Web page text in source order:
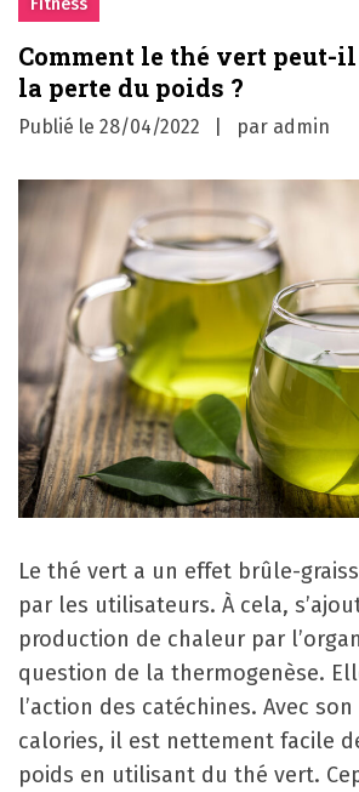
Fitness
Comment le thé vert peut-
la perte du poids ?
Publié le 28/04/2022 par admin
Le thé vert a un effet brûle-
par les utilisateurs. À cela,
production de chaleur par
question de la thermogenèse.
l’action des catéchines. Avec
calories, il est nettement facile
poids en utilisant du thé vert.